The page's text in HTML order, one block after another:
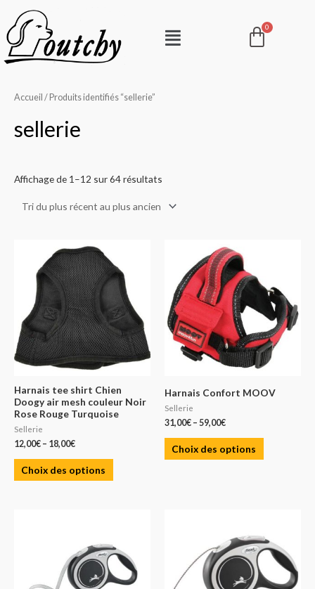
contenu
Menu
Accueil / Produits identifiés “sellerie”
sellerie
Affichage de 1–12 sur 64 résultats
Harnais tee shirt Chien
Doogy air mesh couleur Noir
Rose Rouge Turquoise
Sellerie
12,00€ – 18,00€
Choix des options
Harnais Confort MOOV
Sellerie
31,00€ – 59,00€
Choix des options